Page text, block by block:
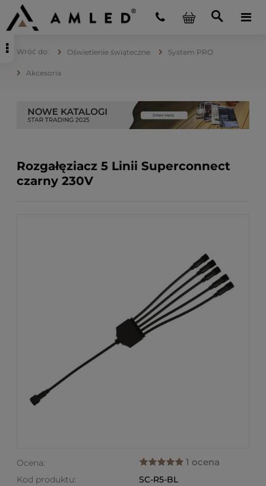
Oświetlenie świąteczne System PRO
Akcesoria
Rozgałęziacz 5 Linii Superconnect
czarny 230V
Ocena: 1 ocena
Kod produktu:
SC-R5-BL